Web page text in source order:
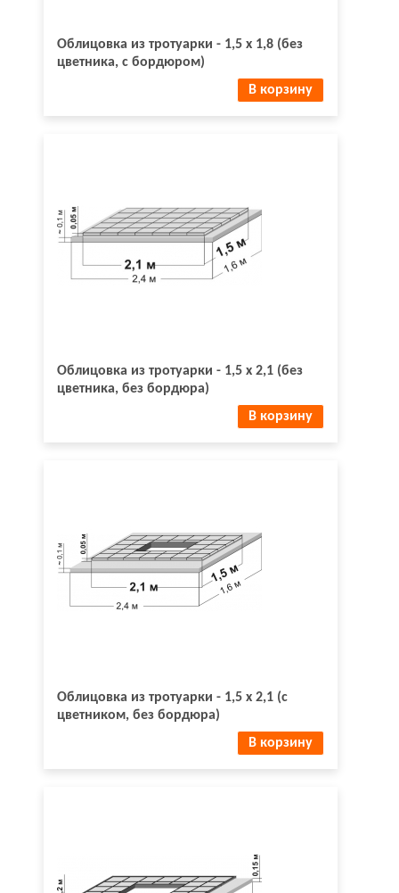
Облицовка из тротуарки - 1,5 х 1,8 (без
цветника, с бордюром)
В корзину
Облицовка из тротуарки - 1,5 х 2,1 (без
цветника, без бордюра)
В корзину
Облицовка из тротуарки - 1,5 х 2,1 (с
цветником, без бордюра)
В корзину